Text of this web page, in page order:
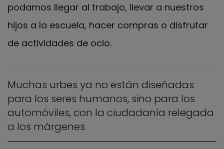
podamos llegar al trabajo, llevar a nuestros
hijos a la escuela, hacer compras o disfrutar
de actividades de ocio.
Muchas urbes ya no están diseñadas
para los seres humanos, sino para los
automóviles, con la ciudadanía relegada
a los márgenes